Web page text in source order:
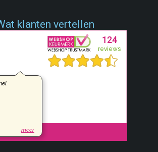
klanten vertellen